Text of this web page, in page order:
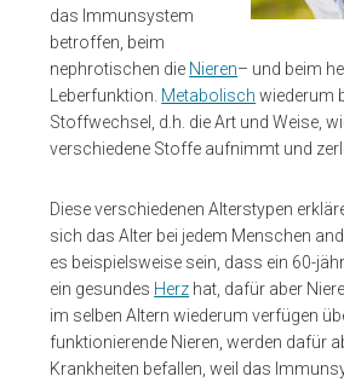
das Immunsystem
betroffen, beim
nephrotischen die Nieren– und beim
Leberfunktion. Metabolisch wiederum
Stoffwechsel, d.h. die Art und Weise,
verschiedene Stoffe aufnimmt und
Diese verschiedenen Alterstypen
sich das Alter bei jedem Menschen
es beispielsweise sein, dass ein 60-
ein gesundes Herz hat, dafür aber
im selben Altern wiederum verfügen
funktionierende Nieren, werden dafür
Krankheiten befallen, weil das